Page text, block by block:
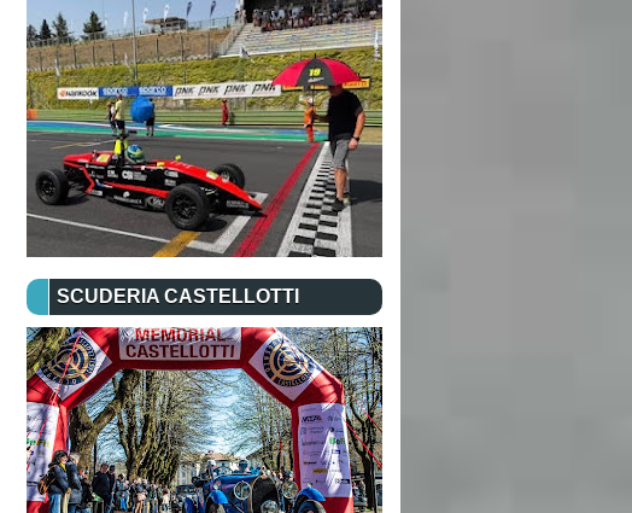
SCUDERIA CASTELLOTTI